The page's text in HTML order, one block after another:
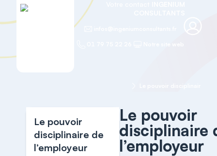
Le pouvoir
disciplinaire de
l’employeur
Le pouvoir
disciplinaire
l’employeur